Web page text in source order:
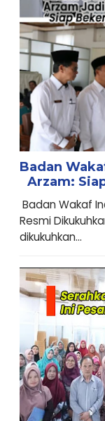
Badan
Arzam:
Badan Wakaf
Resmi
dikukuhkan...